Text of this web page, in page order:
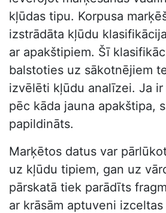
kļūdas tipu. Korpusa
izstrādāta kļūdu
ar apakštipiem. Šī
balstoties uz sākotnējiem
izvēlēti kļūdu analīzei. Ja
pēc kāda jauna apakštipa,
papildināts.
Marķētos datus var
uz kļūdu tipiem, gan uz
pārskatā tiek parādīts
ar krāsām aptuveni